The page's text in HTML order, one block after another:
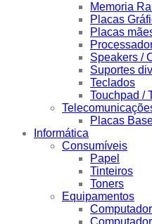
Memoria
Placas
Placas
Speakers /
Suportes
Teclados
Touchpad /
Placas
Informática
Consumíveis
Papel
Tinteiros
Toners
Equipamentos